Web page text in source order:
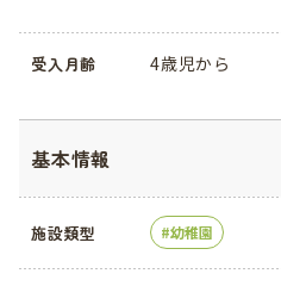
受入月齢 4歳児から
基本情報
施設類型 幼稚園